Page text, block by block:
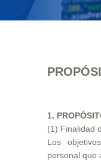
1.
(1) Finalidad
Los
personal que